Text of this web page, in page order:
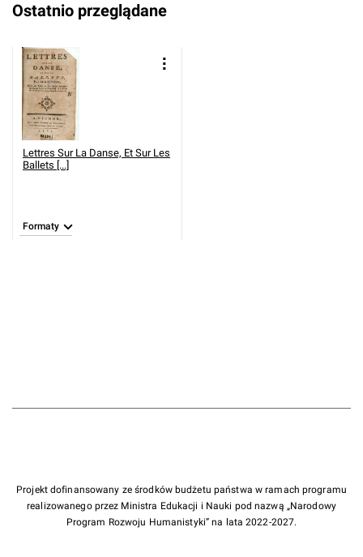
Ostatnio przeglądane
Lettres Sur La Danse, Et Sur Les
Ballets [...]
Formaty
Projekt dofinansowany ze środków budżetu państwa w ramach programu
realizowanego przez Ministra Edukacji i Nauki pod nazwą „Narodowy
Program Rozwoju Humanistyki” na lata 2022-2027.